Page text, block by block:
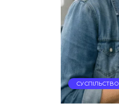
СУСПІЛЬСТВО